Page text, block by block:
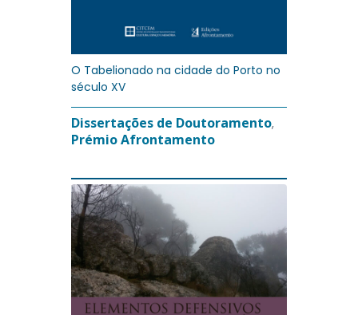
O Tabelionado na cidade do Porto no
século XV
Dissertações de Doutoramento,
Prémio Afrontamento